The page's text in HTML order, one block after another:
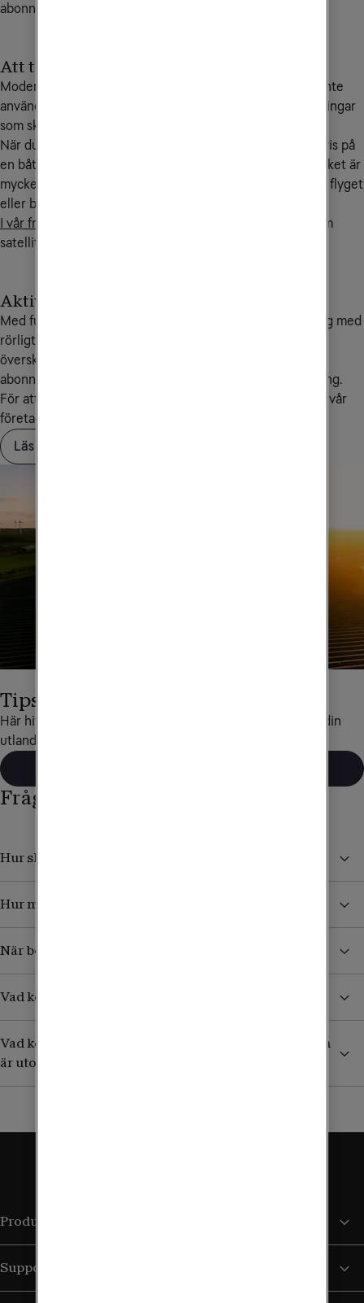
abonnemang.
Att tänka på vid flyg- och båtresor
Moderna mobiler har kontakt med internet även när du inte
använder den, exempelvis för nedladdningar av uppdateringar
som sker i bakgrunden.
När du befinner dig helt utanför mobiltäckning, exempelvis på
en båt eller flygplan så sker då denna trafik via satellit, vilket är
mycket kostsamt. Slå därför av mobildata innan du går på flyget
eller båten.
I vår frågelista på denna sida
hittar du mer information om
satellitsamtal.
Aktivera Saldotak
Med funktionen Saldotak kan du som har ett abonnemang med
rörligt pris sätta en spärr vid ett belopp som inte får
överskridas. När saldotaket är uppnått spärras ditt
abonnemang samt eventuella gratistjänster för användning.
För att aktivera, ändra eller ta bort saldotak kontaktar du vår
företagskundservice på
Läs mer om Saldotak
Tips för utlandsresor
Här hittar du det mesta som rör data och telefoni under din
utlandsresa.
Frågor och svar
Hur skyddar jag mig från höga kostnader i utlandet?
Hur mycket kan jag surfa utomlands?
När börjar jag betala för surf och samtal i utlandet?
Vad kostar det att ta emot sms/mms från Sverige?
Vad kostar det att ringa till en svensk mobil (+46) som
är utomlands?
Produkter och tjänster
Support